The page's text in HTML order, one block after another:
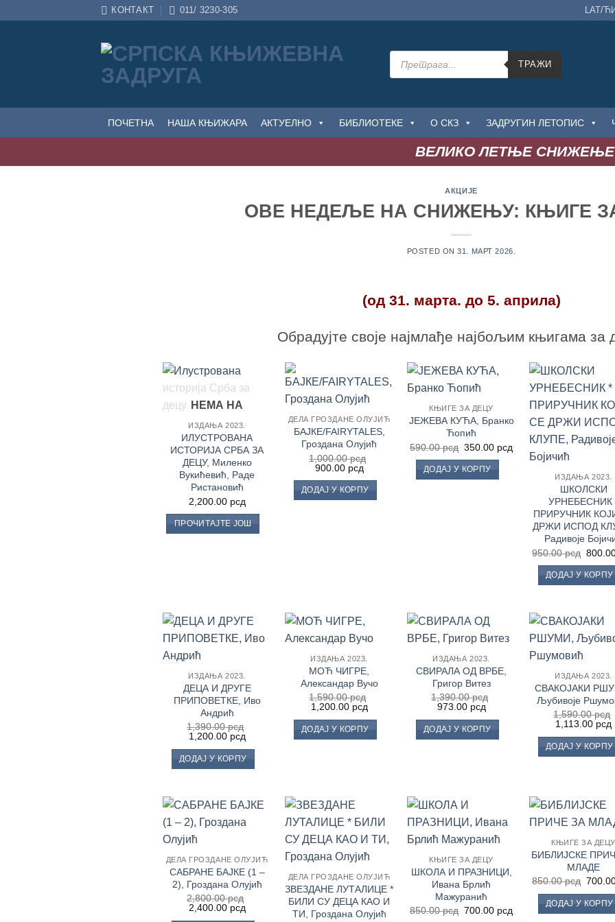
КОНТАКТ 011/ 3230-305 LAT/
Products
search
ТРАЖИ
ПОЧЕТНА НАША КЊИЖАРА АКТУЕЛНО БИБЛИОТЕКЕ О СКЗ ЗАДРУГИН ЛЕТОПИС
ВЕЛИКО ЛЕТЊЕ СНИЖЕЊЕ:
АКЦИЈЕ
ОВЕ НЕДЕЉЕ НА СНИЖЕЊУ: КЊИГЕ
POSTED ON31. МАРТ 2026.
(од 31. марта. до 5. априла)
Обрадујте своје најмлађе најбољим књигама за
Додај
жеља
НЕМА НА
ЗАЛИХАМА
ИЗДАЊА 2023.
ИЛУСТРОВАНА
ИСТОРИЈА СРБА ЗА
ДЕЦУ, Миленко
Вукићевић, Раде
Ристановић
2,200.00 рсд
ПРОЧИТАЈТЕ ЈОШ
Додај
Листу
жеља
ДЕЛА ГРОЗДАНЕ ОЛУЈИЋ
БАЈКЕ/FAIRYTALES,
Гроздана Олујић
1,000.00рсд
Оригинална
је
била:
900.00 рсдТренутна
цена
је:
900.00 рсд.
ДОДАЈ У КОРПУ
у
Листу
КЊИГЕ ЗА ДЕЦУ
ЈЕЖЕВА КУЋА, Бранко
Ћопић
590.00рсд Оригинална
је
била:
350.00 рсд Тренутна
цена
350.00 рсд.
ДОДАЈ У КОРПУ
ИЗДАЊА 2023.
ШКОЛСКИ
УРНЕБЕСНИК
ПРИРУЧНИК
ДРЖИ ИСПОД
Радивоје
950.00рсд
је
била:
ДОДАЈ У КОРПУ
жеља
ИЗДАЊА 2023.
ДЕЦА И ДРУГЕ
ПРИПОВЕТКЕ, Иво
Андрић
1,390.00рсд
Оригинална
је
била:
1,200.00 рсдТренутна
цена
је:
ДОДАЈ У КОРПУ
Листу
жеља
ИЗДАЊА 2023.
МОЋ ЧИГРЕ,
Александар Вучо
1,590.00рсд
Оригинална
је
била:
1,200.00 рсдТренутна
цена
је:
1,200.00 рсд.
ДОДАЈ У КОРПУ
Листу
ИЗДАЊА 2023.
СВИРАЛА ОД ВРБЕ,
Григор Витез
1,390.00рсд
Оригинална
је
била:
973.00 рсдТренутна
цена
је:
973.00 рсд.
ДОДАЈ У КОРПУ
ИЗДАЊА 2023.
СВАКОЈАКИ
Љубивоје
1,590.00рсд
Оригинална
је
била:
1,113.00 рсд
је:
ДОДАЈ У КОРПУ
жеља
ДЕЛА ГРОЗДАНЕ ОЛУЈИЋ
САБРАНЕ БАЈКЕ (1 ‒
2), Гроздана Олујић
2,800.00рсд
Оригинална
2,400.00 рсдТренутна
цена
Додај
Листу
жеља
ДЕЛА ГРОЗДАНЕ ОЛУЈИЋ
ЗВЕЗДАНЕ ЛУТАЛИЦЕ *
БИЛИ СУ ДЕЦА КАО И
ТИ, Гроздана Олујић
Додај
у
жеља
КЊИГЕ ЗА ДЕЦУ
ШКОЛА И ПРАЗНИЦИ,
Ивана Брлић
Мажуранић
850.00рсд Оригинална
700.00 рсд Тренутна
цена
у
КЊИГЕ ЗА ДЕЦУ
БИБЛИЈСКЕ
МЛАДЕ
850.00рсд
је
била:
ДОДАЈ У КОРПУ